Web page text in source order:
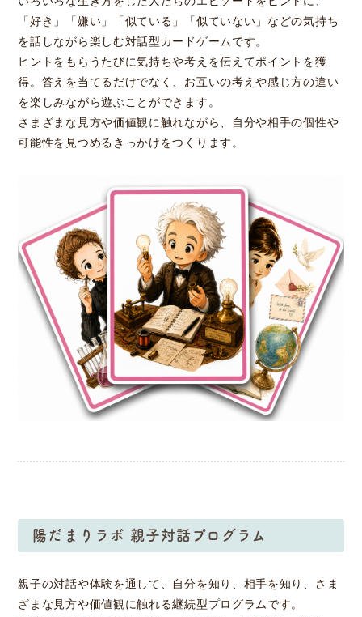
「好き」「嫌い」「似ている」「似ていない」などの気持ち
を話しながら楽しむ対話型カードゲームです。
ヒントをもらうたびに気持ちや考えを伝えてポイントを獲
得。答えを当てるだけでなく、お互いの考えや感じ方の違い
を楽しみながら遊ぶことができます。
さまざまな見方や価値観に触れながら、自分や相手の個性や
可能性を見つめるきっかけをつくります。
陽だまりラボ 親子対話プログラム
親子の対話や体験を通して、自分を知り、相手を知り、さま
ざまな見方や価値観に触れる継続型プログラムです。